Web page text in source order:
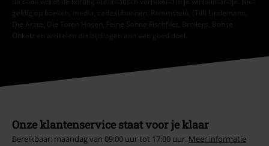
geldig op boeken, media, cadeaubonnen, Rammstein, (Till) Lindemann,
Die Ärzte, Die Toten Hosen, Feine Sahne Fischfilet, Broilers, Böhse
Onkelz en artikelen die bijdragen aan een goed doel.
Onze klantenservice staat voor je klaar
Bereikbaar: maandag van 09:00 uur tot 17:00 uur. Meer informatie